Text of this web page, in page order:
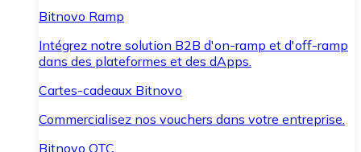
Bitnovo Ramp
Intégrez notre solution B2B d'on-ramp et d'off-ramp
dans des plateformes et des dApps.
Cartes-cadeaux Bitnovo
Commercialisez nos vouchers dans votre entreprise.
Bitnovo OTC